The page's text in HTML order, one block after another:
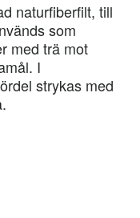
naturfiberfilt, till
som
med trä mot
I
strykas med